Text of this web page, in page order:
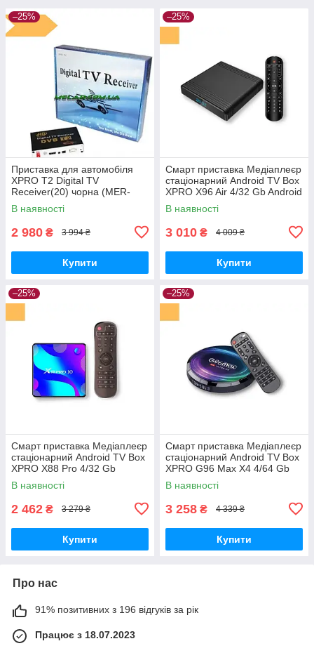
–25%
Приставка для автомобіля
XPRO T2 Digital TV
Receiver(20) чорна (MER-
11554_2300)
В наявності
2 980 ₴ 3 994 ₴
Купити
–25%
Смарт приставка Медіаплеєр
стаціонарний Android TV Box
XPRO X96 Air 4/32 Gb Android
9.0 (X96 Air)
В наявності
3 010 ₴ 4 009 ₴
Купити
–25%
Смарт приставка Медіаплеєр
стаціонарний Android TV Box
XPRO X88 Pro 4/32 Gb
Android 10 (X88 Pro)
В наявності
2 462 ₴ 3 279 ₴
Купити
–25%
Смарт приставка Медіаплеєр
стаціонарний Android TV Box
XPRO G96 Max X4 4/64 Gb
Android 11 (40769-G96 Max
X4 8K)
В наявності
3 258 ₴ 4 339 ₴
Купити
Про нас
91% позитивних з 196 відгуків за рік
Працює з 18.07.2023